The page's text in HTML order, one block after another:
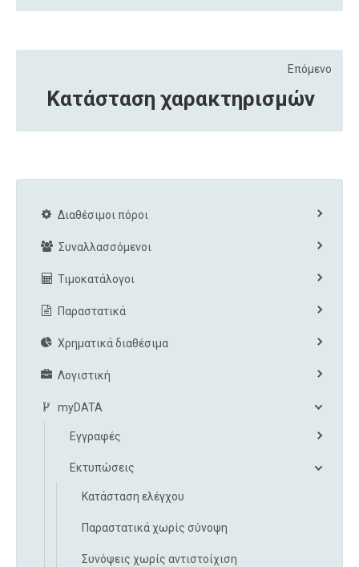
Επόμενο
Κατάσταση χαρακτηρισμών
Διαθέσιμοι πόροι
Συναλλασσόμενοι
Τιμοκατάλογοι
Παραστατικά
Χρηματικά διαθέσιμα
Λογιστική
myDATA
Εγγραφές
Εκτυπώσεις
Κατάσταση ελέγχου
Παραστατικά χωρίς σύνοψη
Συνόψεις χωρίς αντιστοίχιση